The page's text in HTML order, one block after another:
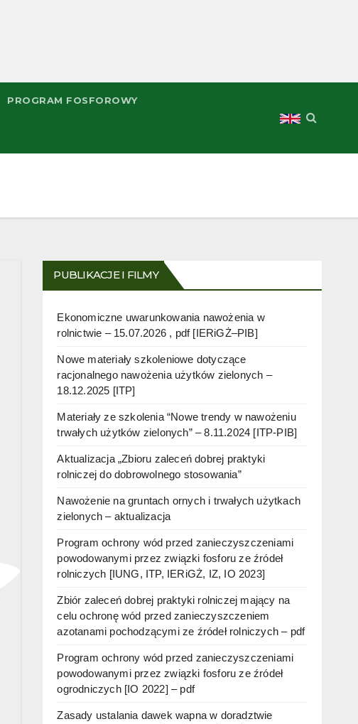
PROGRAM FOSFOROWY
PUBLIKACJE I FILMY
Ekonomiczne uwarunkowania nawożenia w
rolnictwie – 15.07.2026 , pdf [IERiGŻ–PIB]
Nowe materiały szkoleniowe dotyczące
racjonalnego nawożenia użytków zielonych –
18.12.2025 [ITP]
Materiały ze szkolenia “Nowe trendy w nawożeniu
trwałych użytków zielonych” – 8.11.2024 [ITP-PIB]
Aktualizacja „Zbioru zaleceń dobrej praktyki
rolniczej do dobrowolnego stosowania”
Nawożenie na gruntach ornych i trwałych użytkach
zielonych – aktualizacja
Program ochrony wód przed zanieczyszczeniami
powodowanymi przez związki fosforu ze źródeł
rolniczych [IUNG, ITP, IERiGŻ, IZ, IO 2023]
Zbiór zaleceń dobrej praktyki rolniczej mający na
celu ochronę wód przed zanieczyszczeniem
azotanami pochodzącymi ze źródeł rolniczych – pdf
Program ochrony wód przed zanieczyszczeniami
powodowanymi przez związki fosforu ze źródeł
ogrodniczych [IO 2022] – pdf
Zasady ustalania dawek wapna w doradztwie